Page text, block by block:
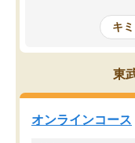
はなくなりました。
講師の方との距離も
チングのおかげで
ションを維持できま
る勉強」から「目標
意識が変わったこと
キ
東
オンラインコース